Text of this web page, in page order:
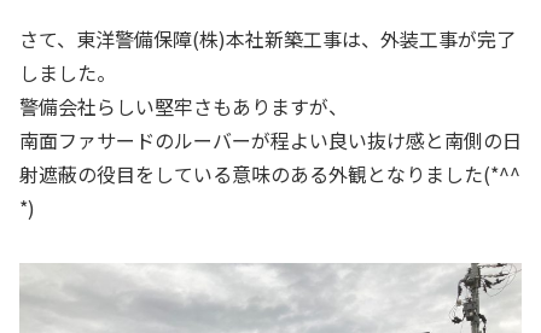
さて、東洋警備保障(株)本社新築工事は、外装工事が完了
しました。
警備会社らしい堅牢さもありますが、
南面ファサードのルーバーが程よい良い抜け感と南側の日
射遮蔽の役目をしている意味のある外観となりました(*^^
*)